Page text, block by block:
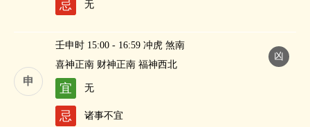
忌 无
申
凶
壬申时 15:00 - 16:59 冲虎 煞南
喜神正南 财神正南 福神西北
宜 无
忌 诸事不宜